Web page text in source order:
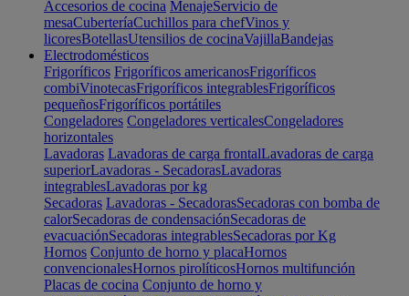
Accesorios de cocina MenajeServicio de
mesaCuberteríaCuchillos para chefVinos y
licoresBotellasUtensilios de cocinaVajillaBandejas
Electrodomésticos
Frigoríficos Frigoríficos americanosFrigoríficos
combiVinotecasFrigoríficos integrablesFrigoríficos
pequeñosFrigoríficos portátiles
Congeladores Congeladores verticalesCongeladores
horizontales
Lavadoras Lavadoras de carga frontalLavadoras de carga
superiorLavadoras - SecadorasLavadoras
integrablesLavadoras por kg
Secadoras Lavadoras - SecadorasSecadoras con bomba de
calorSecadoras de condensaciónSecadoras de
evacuaciónSecadoras integrablesSecadoras por Kg
Hornos Conjunto de horno y placaHornos
convencionalesHornos pirolíticosHornos multifunción
Placas de cocina Conjunto de horno y